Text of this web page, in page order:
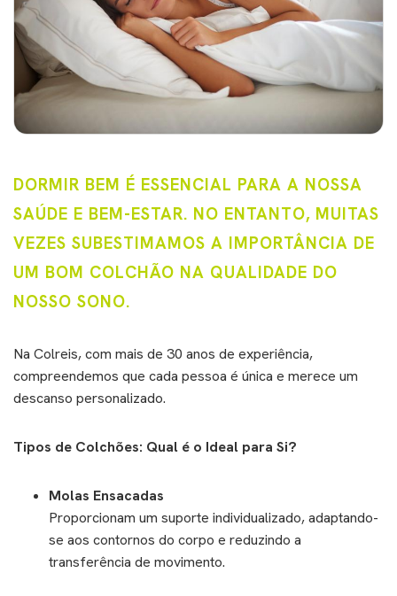
DORMIR BEM É ESSENCIAL PARA A NOSSA
SAÚDE E BEM-ESTAR. NO ENTANTO, MUITAS
VEZES SUBESTIMAMOS A IMPORTÂNCIA DE
UM BOM COLCHÃO NA QUALIDADE DO
NOSSO SONO.
Na Colreis, com mais de 30 anos de experiência,
compreendemos que cada pessoa é única e merece um
descanso personalizado.
Tipos de Colchões: Qual é o Ideal para Si?
Molas Ensacadas
Proporcionam um suporte individualizado, adaptando-
se aos contornos do corpo e reduzindo a
transferência de movimento.